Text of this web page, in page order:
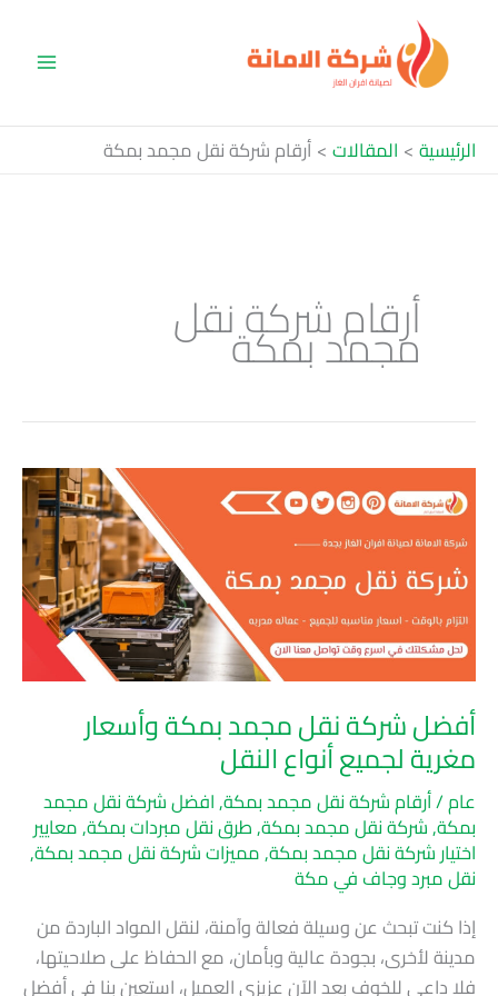
المحتوى
الرئيسية المقالات أرقام شركة نقل مجمد بمكة
أرقام شركة نقل
مجمد بمكة
أفضل شركة نقل مجمد بمكة وأسعار
مغرية لجميع أنواع النقل
عام/أرقام شركة نقل مجمد بمكة,افضل شركة نقل مجمد
بمكة,شركة نقل مجمد بمكة,طرق نقل مبردات بمكة,معايير
اختيار شركة نقل مجمد بمكة,مميزات شركة نقل مجمد بمكة,
نقل مبرد وجاف في مكة
إذا كنت تبحث عن وسيلة فعالة وآمنة، لنقل المواد الباردة من
مدينة لأخرى، بجودة عالية وبأمان، مع الحفاظ على صلاحيتها،
فلا داعي للخوف بعد الآن عزيزي العميل، استعين بنا في أفضل
شركة
نقل
مجمد
بمكة
وأسعار
مغرية
لجميع
أنواع
النقل